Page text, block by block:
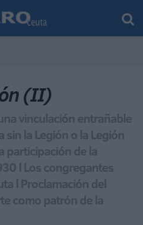
(II)
vinculación entrañable
sin la Legión o la Legión
participación de la
l Los congregantes
l Proclamación del
como patrón de la